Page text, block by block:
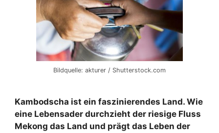
Bildquelle: akturer / Shutterstock.com
Kambodscha ist ein faszinierendes Land. Wie
eine Lebensader durchzieht der riesige Fluss
Mekong das Land und prägt das Leben der